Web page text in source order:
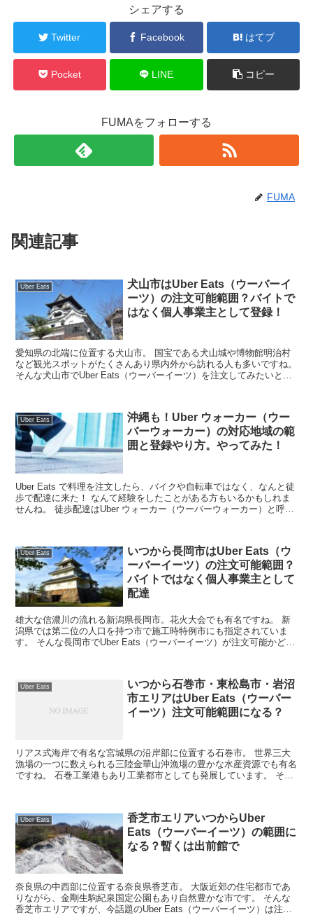
シェアする
Twitter Facebook はてブ
Pocket LINE コピー
FUMAをフォローする
FUMA
関連記事
Uber Eats
犬山市はUber Eats（ウーバーイ
ーツ）の注文可能範囲？バイトで
はなく個人事業主として登録！
愛知県の北端に位置する犬山市。 国宝である犬山城や博物館明治村
など観光スポットがたくさんあり県内外から訪れる人も多いですね。
そんな犬山市でUber Eats（ウーバーイーツ）を注文してみたいと思
Uber Eats
沖縄も！Uber ウォーカー（ウー
バーウォーカー）の対応地域の範
囲と登録やり方。やってみた！
Uber Eats で料理を注文したら、バイクや自転車ではなく、なんと徒
歩で配達に来た！ なんて経験をしたことがある方もいるかもしれま
せんね。 徒歩配達はUber ウォーカー（ウーバーウォーカー）と呼ば
Uber Eats
いつから長岡市はUber Eats（ウ
ーバーイーツ）の注文可能範囲？
バイトではなく個人事業主として
配達
雄大な信濃川の流れる新潟県長岡市。花火大会でも有名ですね。 新
潟県では第二位の人口を持つ市で施工時特例市にも指定されていま
す。 そんな長岡市でUber Eats（ウーバーイーツ）が注文可能かどう
Uber Eats
いつから石巻市・東松島市・岩沼
市エリアはUber Eats（ウーバー
イーツ）注文可能範囲になる？
リアス式海岸で有名な宮城県の沿岸部に位置する石巻市。 世界三大
漁場の一つに数えられる三陸金華山沖漁場の豊かな水産資源でも有名
ですね。 石巻工業港もあり工業都市としても発展しています。 そん
Uber Eats
香芝市エリアいつからUber
Eats（ウーバーイーツ）の範囲に
なる？暫くは出前館で
奈良県の中西部に位置する奈良県香芝市。 大阪近郊の住宅都市であ
りながら、金剛生駒紀泉国定公園もあり自然豊かな市です。 そんな
香芝市エリアですが、今話題のUber Eats（ウーバーイーツ）は注文